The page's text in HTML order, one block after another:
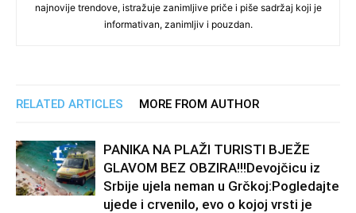
najnovije trendove, istražuje zanimljive priče i piše sadržaj koji je
informativan, zanimljiv i pouzdan.
RELATED ARTICLES MORE FROM AUTHOR
PANIKA NA PLAŽI TURISTI BJEŽE
GLAVOM BEZ OBZIRA!!!Devojčicu iz
Srbije ujela neman u Grčkoj:Pogledajte
ujede i crvenilo, evo o kojoj vrsti je